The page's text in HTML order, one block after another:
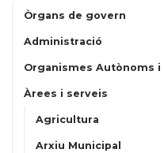
Òrgans de govern
Administració
Organismes Autònoms i
Àrees i serveis
Agricultura
Arxiu Municipal